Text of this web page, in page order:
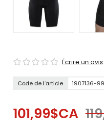
Écrire un avis
Code de l'article 1907136-
101,99$CA